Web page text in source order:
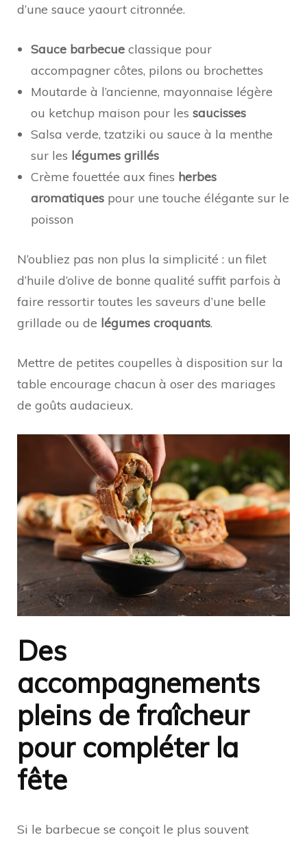
d’une sauce yaourt citronnée.
Sauce barbecue classique pour
accompagner côtes, pilons ou brochettes
Moutarde à l’ancienne, mayonnaise légère
ou ketchup maison pour les saucisses
Salsa verde, tzatziki ou sauce à la menthe
sur les légumes grillés
Crème fouettée aux fines herbes
aromatiques pour une touche élégante sur le
poisson
N’oubliez pas non plus la simplicité : un filet
d’huile d’olive de bonne qualité suffit parfois à
faire ressortir toutes les saveurs d’une belle
grillade ou de légumes croquants.
Mettre de petites coupelles à disposition sur la
table encourage chacun à oser des mariages
de goûts audacieux.
Des
accompagnements
pleins de fraîcheur
pour compléter la
fête
Si le barbecue se conçoit le plus souvent